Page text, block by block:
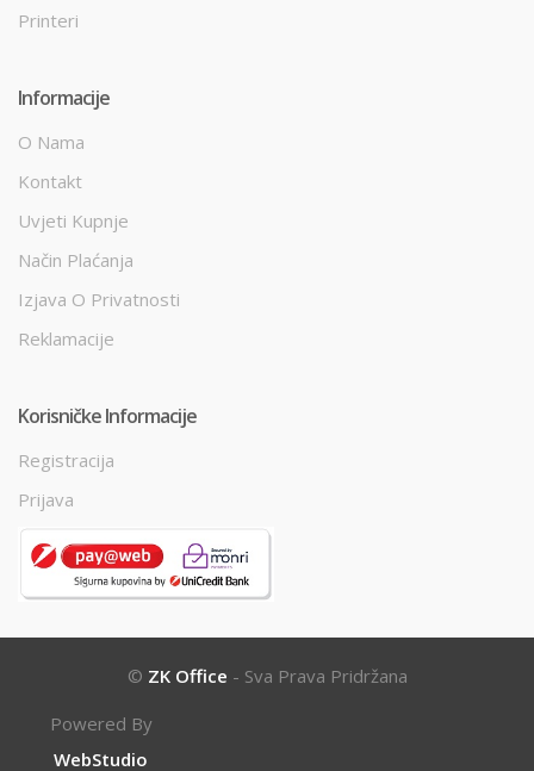
Printeri
Informacije
O Nama
Kontakt
Uvjeti Kupnje
Način Plaćanja
Izjava O Privatnosti
Reklamacije
Korisničke Informacije
Registracija
Prijava
© ZK Office - Sva Prava Pridržana
Powered By
WebStudio